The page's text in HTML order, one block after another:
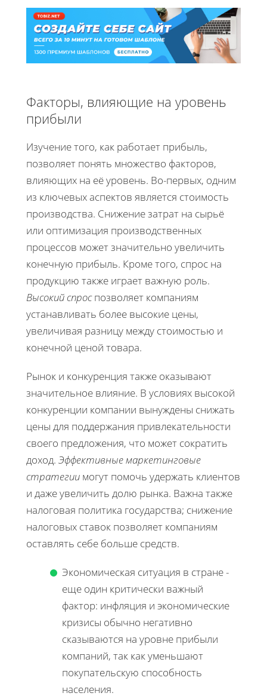
Факторы, влияющие на уровень
прибыли
Изучение того, как работает прибыль,
позволяет понять множество факторов,
влияющих на её уровень. Во-первых, одним
из ключевых аспектов является стоимость
производства. Снижение затрат на сырьё
или оптимизация производственных
процессов может значительно увеличить
конечную прибыль. Кроме того, спрос на
продукцию также играет важную роль.
Высокий спроспозволяет компаниям
устанавливать более высокие цены,
увеличивая разницу между стоимостью и
конечной ценой товара.
Рынок и конкуренция также оказывают
значительное влияние. В условиях высокой
конкуренции компании вынуждены снижать
цены для поддержания привлекательности
своего предложения, что может сократить
доход. Эффективные маркетинговые
стратегии могут помочь удержать клиентов
и даже увеличить долю рынка. Важна также
налоговая политика государства; снижение
налоговых ставок позволяет компаниям
оставлять себе больше средств.
Экономическая ситуация в стране -
еще один критически важный
фактор: инфляция и экономические
кризисы обычно негативно
сказываются на уровне прибыли
компаний, так как уменьшают
покупательскую способность
населения.